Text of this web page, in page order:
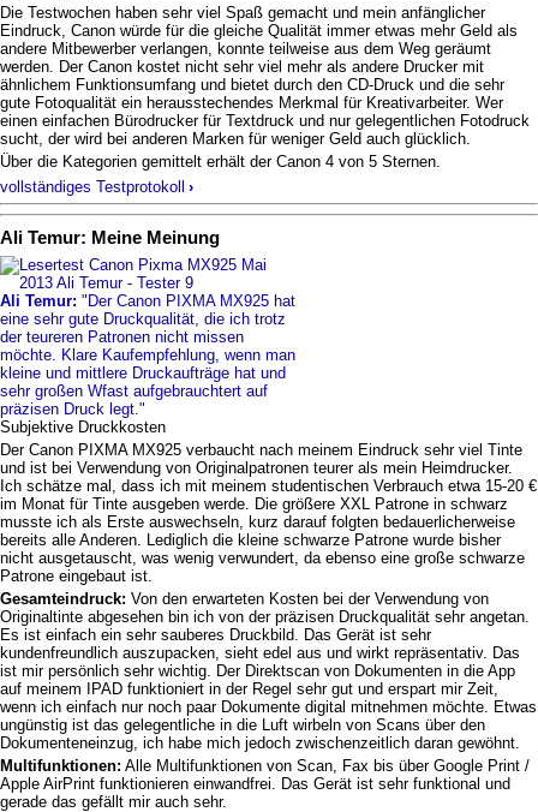
Die Testwochen haben sehr viel Spaß gemacht und mein anfänglicher
Eindruck, Canon würde für die gleiche Qualität immer etwas mehr Geld als
andere Mitbewerber verlangen, konnte teilweise aus dem Weg geräumt
werden. Der Canon kostet nicht sehr viel mehr als andere Drucker mit
ähnlichem Funktionsumfang und bietet durch den CD-Druck und die sehr
gute Fotoqualität ein herausstechendes Merkmal für Kreativarbeiter. Wer
einen einfachen Bürodrucker für Textdruck und nur gelegentlichen Fotodruck
sucht, der wird bei anderen Marken für weniger Geld auch glücklich.
Über die Kategorien gemittelt erhält der Canon 4 von 5 Sternen.
vollständiges Testprotokoll ›
Ali Temur: Meine Meinung
Ali Temur: "Der Canon PIXMA MX925 hat
eine sehr gute Druckqualität, die ich trotz
der teureren Patronen nicht missen
möchte. Klare Kaufempfehlung, wenn man
kleine und mittlere Druckaufträge hat und
sehr großen Wfast aufgebrauchtert auf
präzisen Druck legt."
Subjektive Druckkosten
Der Canon PIXMA MX925 verbaucht nach meinem Eindruck sehr viel Tinte
und ist bei Verwendung von Originalpatronen teurer als mein Heimdrucker.
Ich schätze mal, dass ich mit meinem studentischen Verbrauch etwa 15-20 €
im Monat für Tinte ausgeben werde. Die größere XXL Patrone in schwarz
musste ich als Erste auswechseln, kurz darauf folgten bedauerlicherweise
bereits alle Anderen. Lediglich die kleine schwarze Patrone wurde bisher
nicht ausgetauscht, was wenig verwundert, da ebenso eine große schwarze
Patrone eingebaut ist.
Gesamteindruck: Von den erwarteten Kosten bei der Verwendung von
Originaltinte abgesehen bin ich von der präzisen Druckqualität sehr angetan.
Es ist einfach ein sehr sauberes Druckbild. Das Gerät ist sehr
kundenfreundlich auszupacken, sieht edel aus und wirkt repräsentativ. Das
ist mir persönlich sehr wichtig. Der Direktscan von Dokumenten in die App
auf meinem IPAD funktioniert in der Regel sehr gut und erspart mir Zeit,
wenn ich einfach nur noch paar Dokumente digital mitnehmen möchte. Etwas
ungünstig ist das gelegentliche in die Luft wirbeln von Scans über den
Dokumenteneinzug, ich habe mich jedoch zwischenzeitlich daran gewöhnt.
Multifunktionen: Alle Multifunktionen von Scan, Fax bis über Google Print /
Apple AirPrint funktionieren einwandfrei. Das Gerät ist sehr funktional und
gerade das gefällt mir auch sehr.